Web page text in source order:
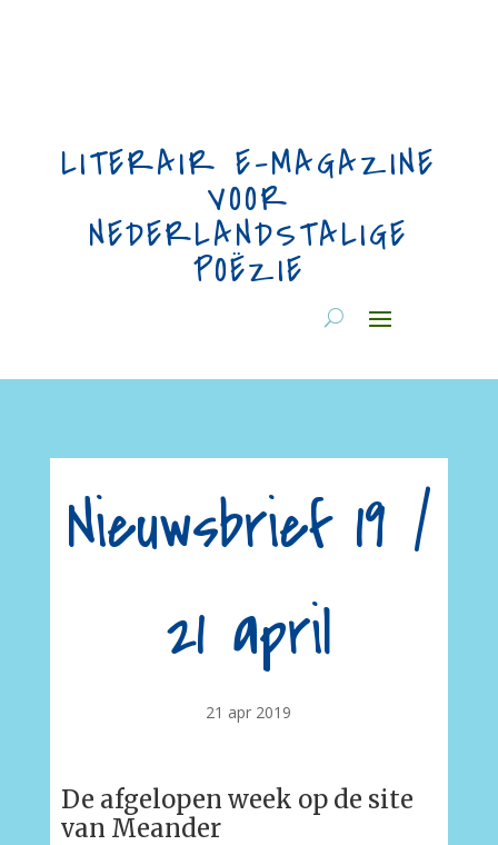
LITERAIR E-MAGAZINE
VOOR
NEDERLANDSTALIGE
POËZIE
Nieuwsbrief 19 /
21 april
21 apr 2019
De afgelopen week op de site
van Meander